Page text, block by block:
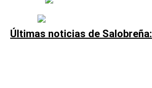
Últimas noticias de Salobreña: